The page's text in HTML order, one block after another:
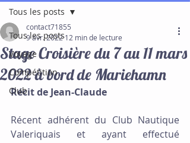
Tous les posts
Voyage
Compétition
Club
Tous les posts
Stage Croisière du 7 au 11 mars
2022 à bord de Mariehamn
contact71855
9 avr. 2022 12 min de lecture
Récit de Jean-Claude
Récent adhérent du Club Nautique
Valeriquais et ayant effectué